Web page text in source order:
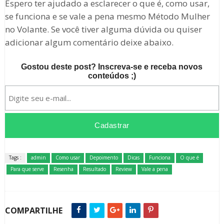
Espero ter ajudado a esclarecer o que é, como usar,
se funciona e se vale a pena mesmo Método Mulher
no Volante. Se você tiver alguma dúvida ou quiser
adicionar algum comentário deixe abaixo.
Gostou deste post? Inscreva-se e receba novos
conteúdos ;)
Tags : admin Como usar Depoimento Dicas Funciona
O que é
Para que serve
Resenha Resultado Review Vale a pena
COMPARTILHE